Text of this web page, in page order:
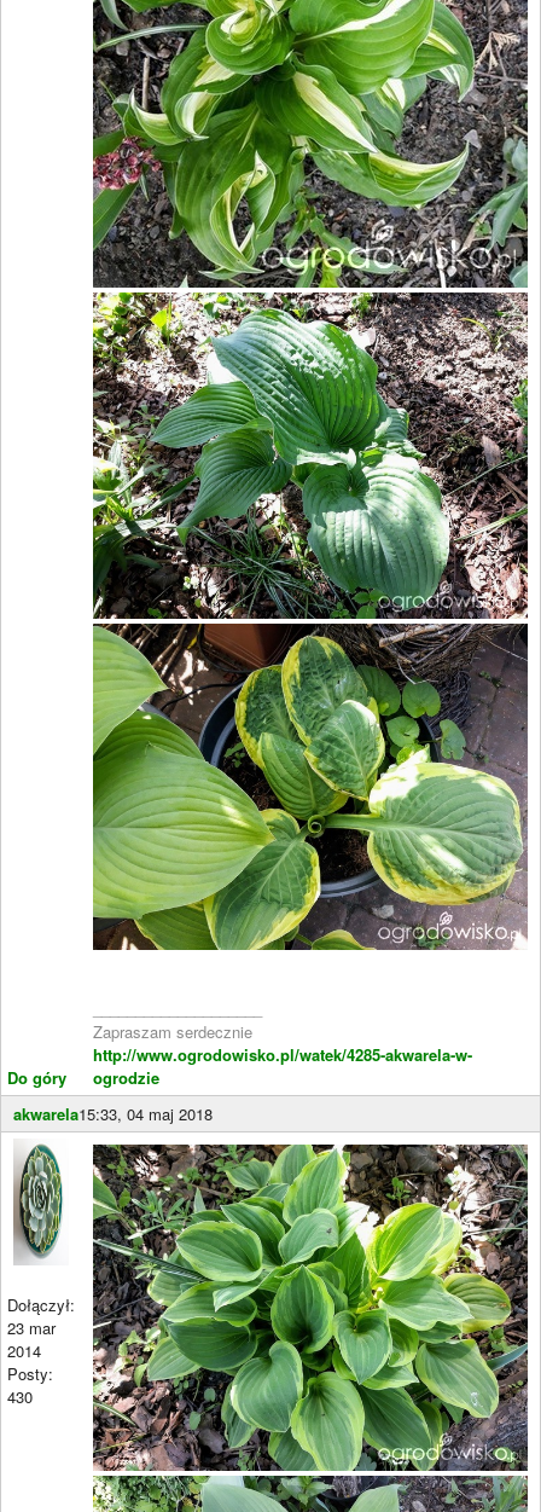
Do góry
Zapraszam serdecznie
http://www.ogrodowisko.pl/watek/4285-akwarela-w-
ogrodzie
akwarela15:33, 04 maj 2018
Dołączył:
23 mar
2014
Posty:
430